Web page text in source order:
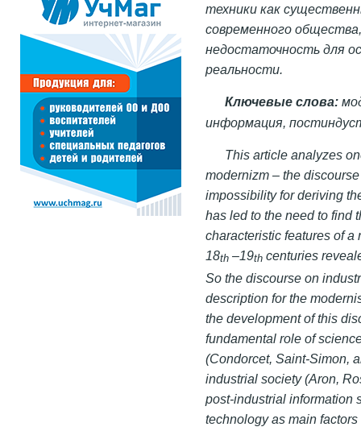
техники как
современного
недостаточность для
реальности.
Ключевые слова:
информация,
This article analyzes
modernizm – the
impossibility for deriving
has led to the need to find
characteristic features of a
18th –19th centuries
So the discourse on
description for the
the development of this
fundamental role of
(Condorcet, Saint-Simon,
industrial society (Aron,
post-industrial information
technology as main